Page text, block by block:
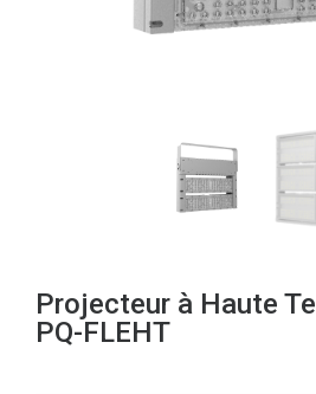
Projecteur à Haute
PQ-FLEHT